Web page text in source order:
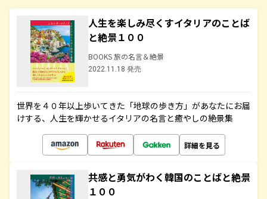
人生を楽しみ尽くすイタリアのことば
と絶景１００
BOOKS 旅の名言＆絶景
2022.11.18 発売
世界を４０年以上歩いてきた「地球の歩き方」があなたにお届
けする、人生を輝かせるイタリアの名言と癒やしの絶景集
詳細を見る
共感と勇気がわく韓国のことばと絶景
１００